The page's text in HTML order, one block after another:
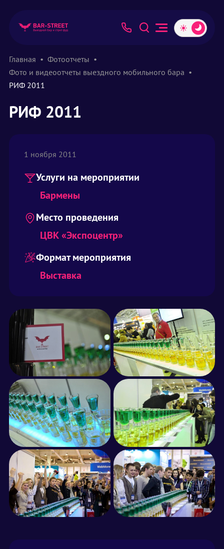
Главная
Фотоотчеты
Фото и видеоотчеты выездного мобильного бара
РИФ 2011
РИФ 2011
1 ноября 2011
Услуги на мероприятии
Бармены
Место проведения
ЦВК «Экспоцентр»
Формат мероприятия
Выставка